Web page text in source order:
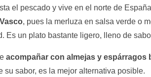
el pescado y vive en el norte de
, pues la merluza en salsa verde o
Es un plato bastante ligero, lleno de
acompañar con almejas y espárragos
su sabor, es la mejor alternativa posible.